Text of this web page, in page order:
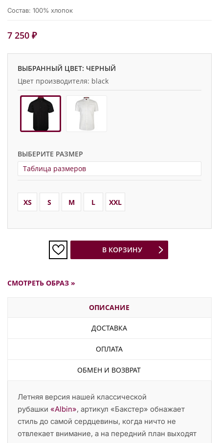
Состав: 100% хлопок
7 250 ₽
ВЫБРАННЫЙ ЦВЕТ: ЧЕРНЫЙ
Цвет производителя: black
ВЫБЕРИТЕ РАЗМЕР
Таблица размеров
XS S M L XXL
В КОРЗИНУ
СМОТРЕТЬ ОБРАЗ »
ОПИСАНИЕ
ДОСТАВКА
ОПЛАТА
ОБМЕН И ВОЗВРАТ
Летняя версия нашей классической
рубашки «Albin», артикул «Бакстер» обнажает
стиль до самой сердцевины, когда ничто не
отвлекает внимание, а на передний план выходят